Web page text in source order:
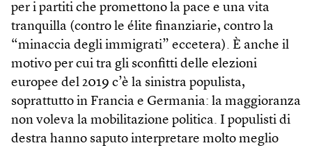
per i partiti che promettono la pace e una vita
tranquilla (contro le élite finanziarie, contro la
“minaccia degli immigrati” eccetera). È anche il
motivo per cui tra gli sconfitti delle elezioni
europee del 2019 c’è la sinistra populista,
soprattutto in Francia e Germania: la maggioranza
non voleva la mobilitazione politica. I populisti di
destra hanno saputo interpretare molto meglio